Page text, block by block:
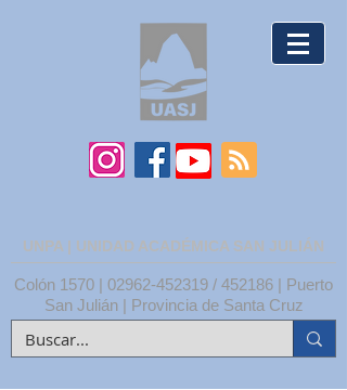
UNPA | UNIDAD ACADÉMICA SAN JULIÁN
Colón 1570 | 02962-452319 / 452186 | Puerto
San Julián | Provincia de Santa Cruz